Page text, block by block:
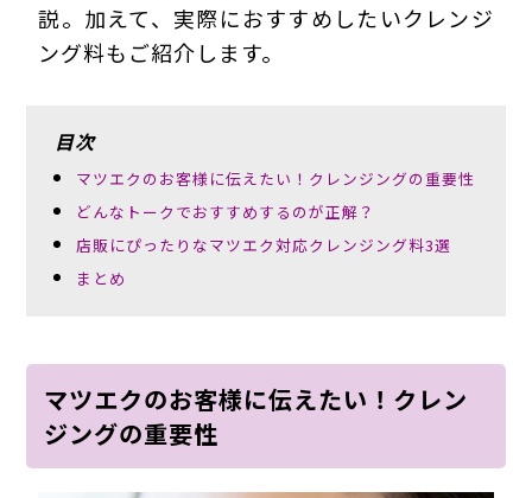
説。加えて、実際におすすめしたいクレンジ
ング料もご紹介します。
目次
マツエクのお客様に伝えたい！クレンジングの重要性
どんなトークでおすすめするのが正解？
店販にぴったりなマツエク対応クレンジング料3選
まとめ
マツエクのお客様に伝えたい！クレン
ジングの重要性